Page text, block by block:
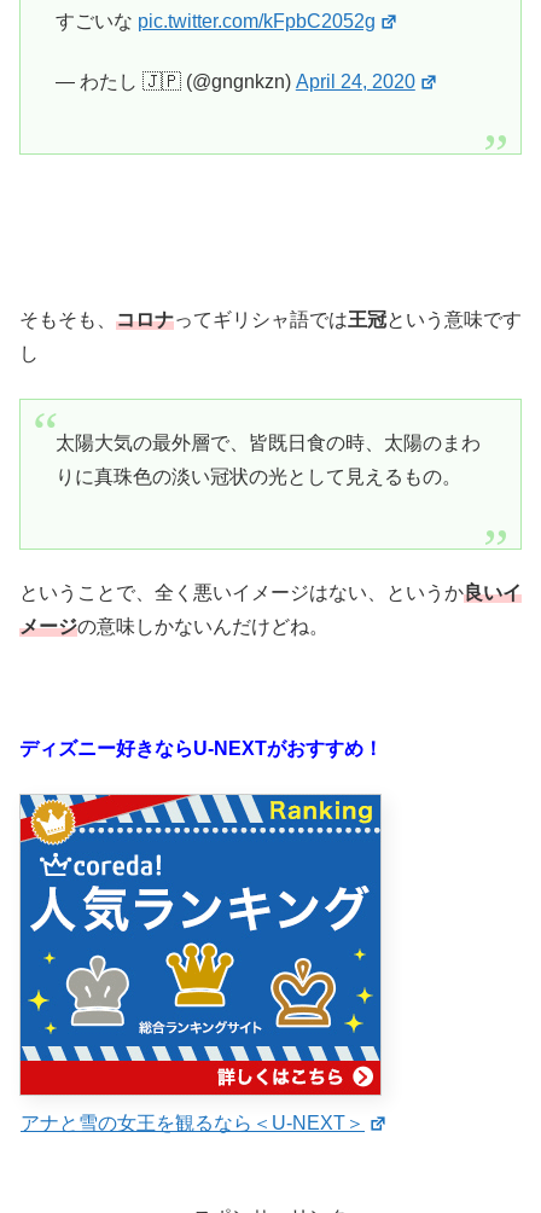
すごいな pic.twitter.com/kFpbC2052g
— わたし 🇯🇵 (@gngnkzn) April 24, 2020
そもそも、 コロナってギリシャ語では王冠という意味です
し
太陽大気の最外層で、皆既日食の時、太陽のまわ
りに真珠色の淡い冠状の光として見えるもの。
ということで、全く悪いイメージはない、というか良いイ
メージの意味しかないんだけどね。
ディズニー好きならU-NEXTがおすすめ！
アナと雪の女王を観るなら＜U-NEXT＞